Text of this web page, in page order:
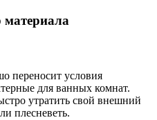
переносит условия
для ванных комнат.
утратить свой внешний
плесневеть.